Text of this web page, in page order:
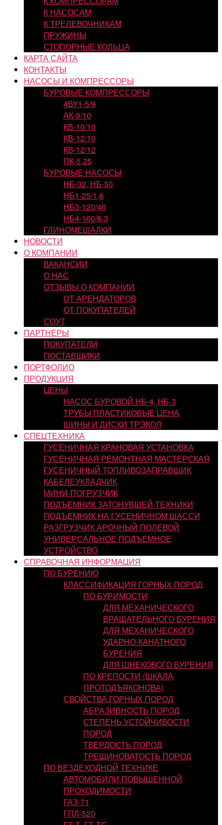
К НАСОСАМ
К ТРЕЛЕВОЧНИКАМ
ПРУЖИНЫ
СТОПОРНЫЕ КОЛЬЦА
КАРТА САЙТА
КОНТАКТЫ
НАСОСЫ И КОМПРЕССОРЫ
БУРОВЫЕ КОМПРЕССОРЫ
4ВУ1-5/9
АК-9/10
КВ-10/10
КВ-12/10
КВ-12/12
ПК-5,25
БУРОВЫЕ НАСОСЫ
НБ-32, НБ-50
НБ1-25/1,6
НБ3-120/40
НБ4-160/6,3
ГЛИНОМЕШАЛКИ
НОВОСТИ
О КОМПАНИИ
ВАКАНСИИ
О НАС
ОТЗЫВЫ О КОМПАНИИ
ОТ АРЕНДАТОРОВ
ОТ ПОКУПАТЕЛЕЙ
СОУТ
ПАРТНЕРЫ
ПОКУПАТЕЛИ
ПОСТАВЩИКИ
ПОРТФОЛИО
ПРОДУКЦИЯ
ЦЕНЫ
НАСОС БУРОВОЙ НБ-4, НБ-3
ТРУБЫ ПЛАСТИКОВЫЕ ЦЕНА
ШИНЫ И ДИСКИ ТРЭКОЛ
СПЕЦТЕХНИКА
ГУСЕНИЧНАЯ КРАНОВАЯ УСТАНОВКА
ГУСЕНИЧНАЯ РЕМОНТНАЯ МАСТЕРСКАЯ
ГУСЕНИЧНЫЙ ТОПЛИВОЗАПРАВЩИК
КАБЕЛЕУКЛАДЧИК
МИНИ-ПОГРУЗЧИК
ПОДЪЕМНИК ЗАТОНУВШЕЙ ТЕХНИКИ
ПОДЪЕМНИК НА ГУСЕНИЧНОМ ШАССИ
РАЗГРУЗЧИК АРОЧНЫЙ ПОЛЕВОЙ
УНИВЕРСАЛЬНОЕ ПОДЪЕМНОЕ
УСТРОЙСТВО
СПРАВОЧНАЯ ИНФОРМАЦИЯ
ПО БУРЕНИЮ
КЛАССИФИКАЦИЯ ГОРНЫХ ПОРОД
ПО БУРИМОСТИ
ДЛЯ МЕХАНИЧЕСКОГО
ВРАЩАТЕЛЬНОГО БУРЕНИЯ
ДЛЯ МЕХАНИЧЕСКОГО
УДАРНО-КАНАТНОГО
БУРЕНИЯ
ДЛЯ ШНЕКОВОГО БУРЕНИЯ
ПО КРЕПОСТИ (ШКАЛА
ПРОТОДЪЯКОНОВА)
СВОЙСТВА ГОРНЫХ ПОРОД
АБРАЗИВНОСТЬ ПОРОД
СТЕПЕНЬ УСТОЙЧИВОСТИ
ПОРОД
ТВЕРДОСТЬ ПОРОД
ТРЕЩИНОВАТОСТЬ ПОРОД
ПО ВЕЗДЕХОДНОЙ ТЕХНИКЕ
АВТОМОБИЛИ ПОВЫШЕННОЙ
ПРОХОДИМОСТИ
ГАЗ-71
ГПЛ-520